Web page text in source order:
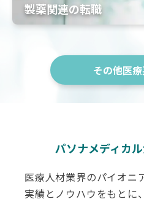
製薬関連の転職
その他医
パソナメディカ
医療人材業界のパイオニ
実績とノウハウをもとに